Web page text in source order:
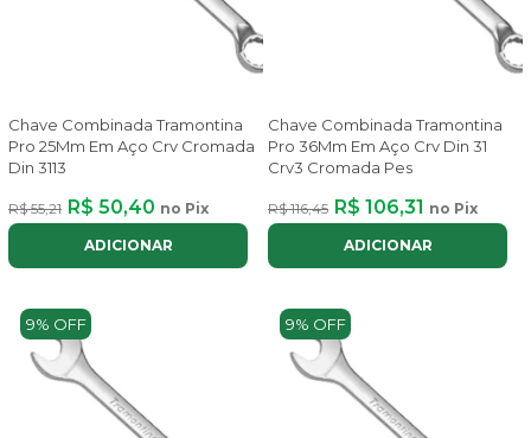
Chave Combinada Tramontina
Pro 25Mm Em Aço Crv Cromada
Din 3113
R$ 55,21 R$ 50,40 no Pix
ADICIONAR
Chave Combinada Tramontina
Pro 36Mm Em Aço Crv Din 31
Crv3 Cromada Pes
R$ 116,45 R$ 106,31 no Pix
ADICIONAR
9% OFF 9% OFF